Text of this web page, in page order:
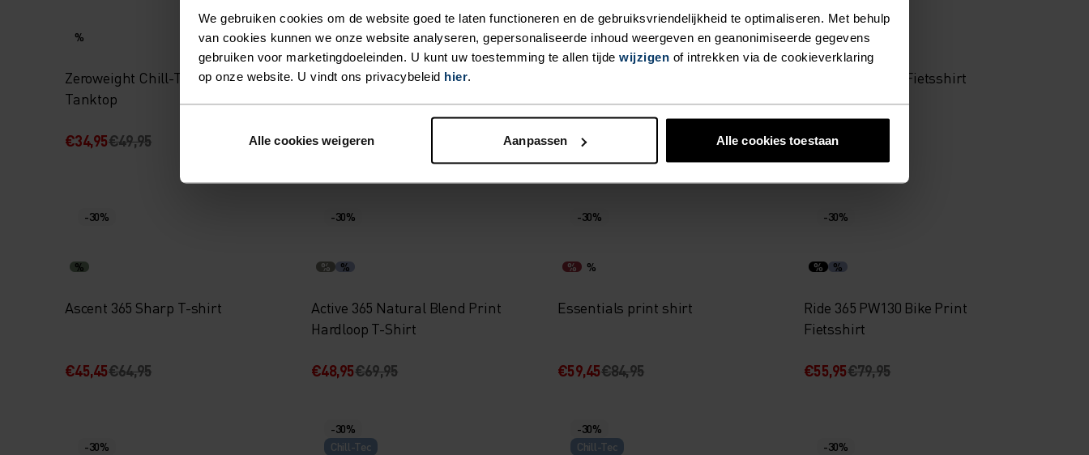
We gebruiken cookies om de website goed te laten functioneren en de gebruiksvriendelijkheid te optimaliseren. Met behulp
van cookies kunnen we onze website analyseren, gepersonaliseerde inhoud weergeven en geanonimiseerde gegevens
gebruiken voor marketingdoeleinden. U kunt uw toestemming te allen tijde wijzigen of intrekken via de cookieverklaring
op onze website. U vindt ons privacybeleid hier.
Alle cookies weigeren Aanpassen Alle cookies toestaan
%
Zeroweight Chill-Tec Hardloop
Tanktop
€34,95€49,95
%
Zeroweight Sleeveless Fiets
€62,95€89,95
%
€55,95
% % %
X-Alp Linencool Fietsshirt
€45,45
-30%
%
Ascent 365 Sharp T-shirt
€45,45€64,95
-30%
% %
Active 365 Natural Blend Print
Hardloop T-Shirt
€48,95€69,95
-30%
% %
Essentials print shirt
€59,45€84,95
-30%
% %
Ride 365 PW130 Bike Print
Fietsshirt
€55,95€79,95
-30%
-30%
Chill-Tec
-30%
Chill-Tec
-30%